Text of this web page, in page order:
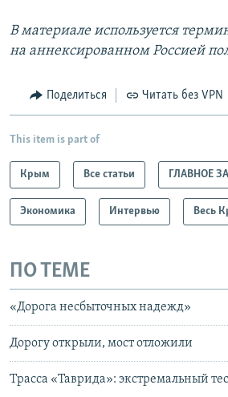
В материале используется
на аннексированном Россией
Поделиться Читать без VPN
This item is part of
Крым Все статьи ГЛАВНОЕ
Экономика Интервью Весь
ПО ТЕМЕ
«Дорога несбыточных надежд»
Дорогу открыли, мост отложили
Трасса «Таврида»: экстремальный